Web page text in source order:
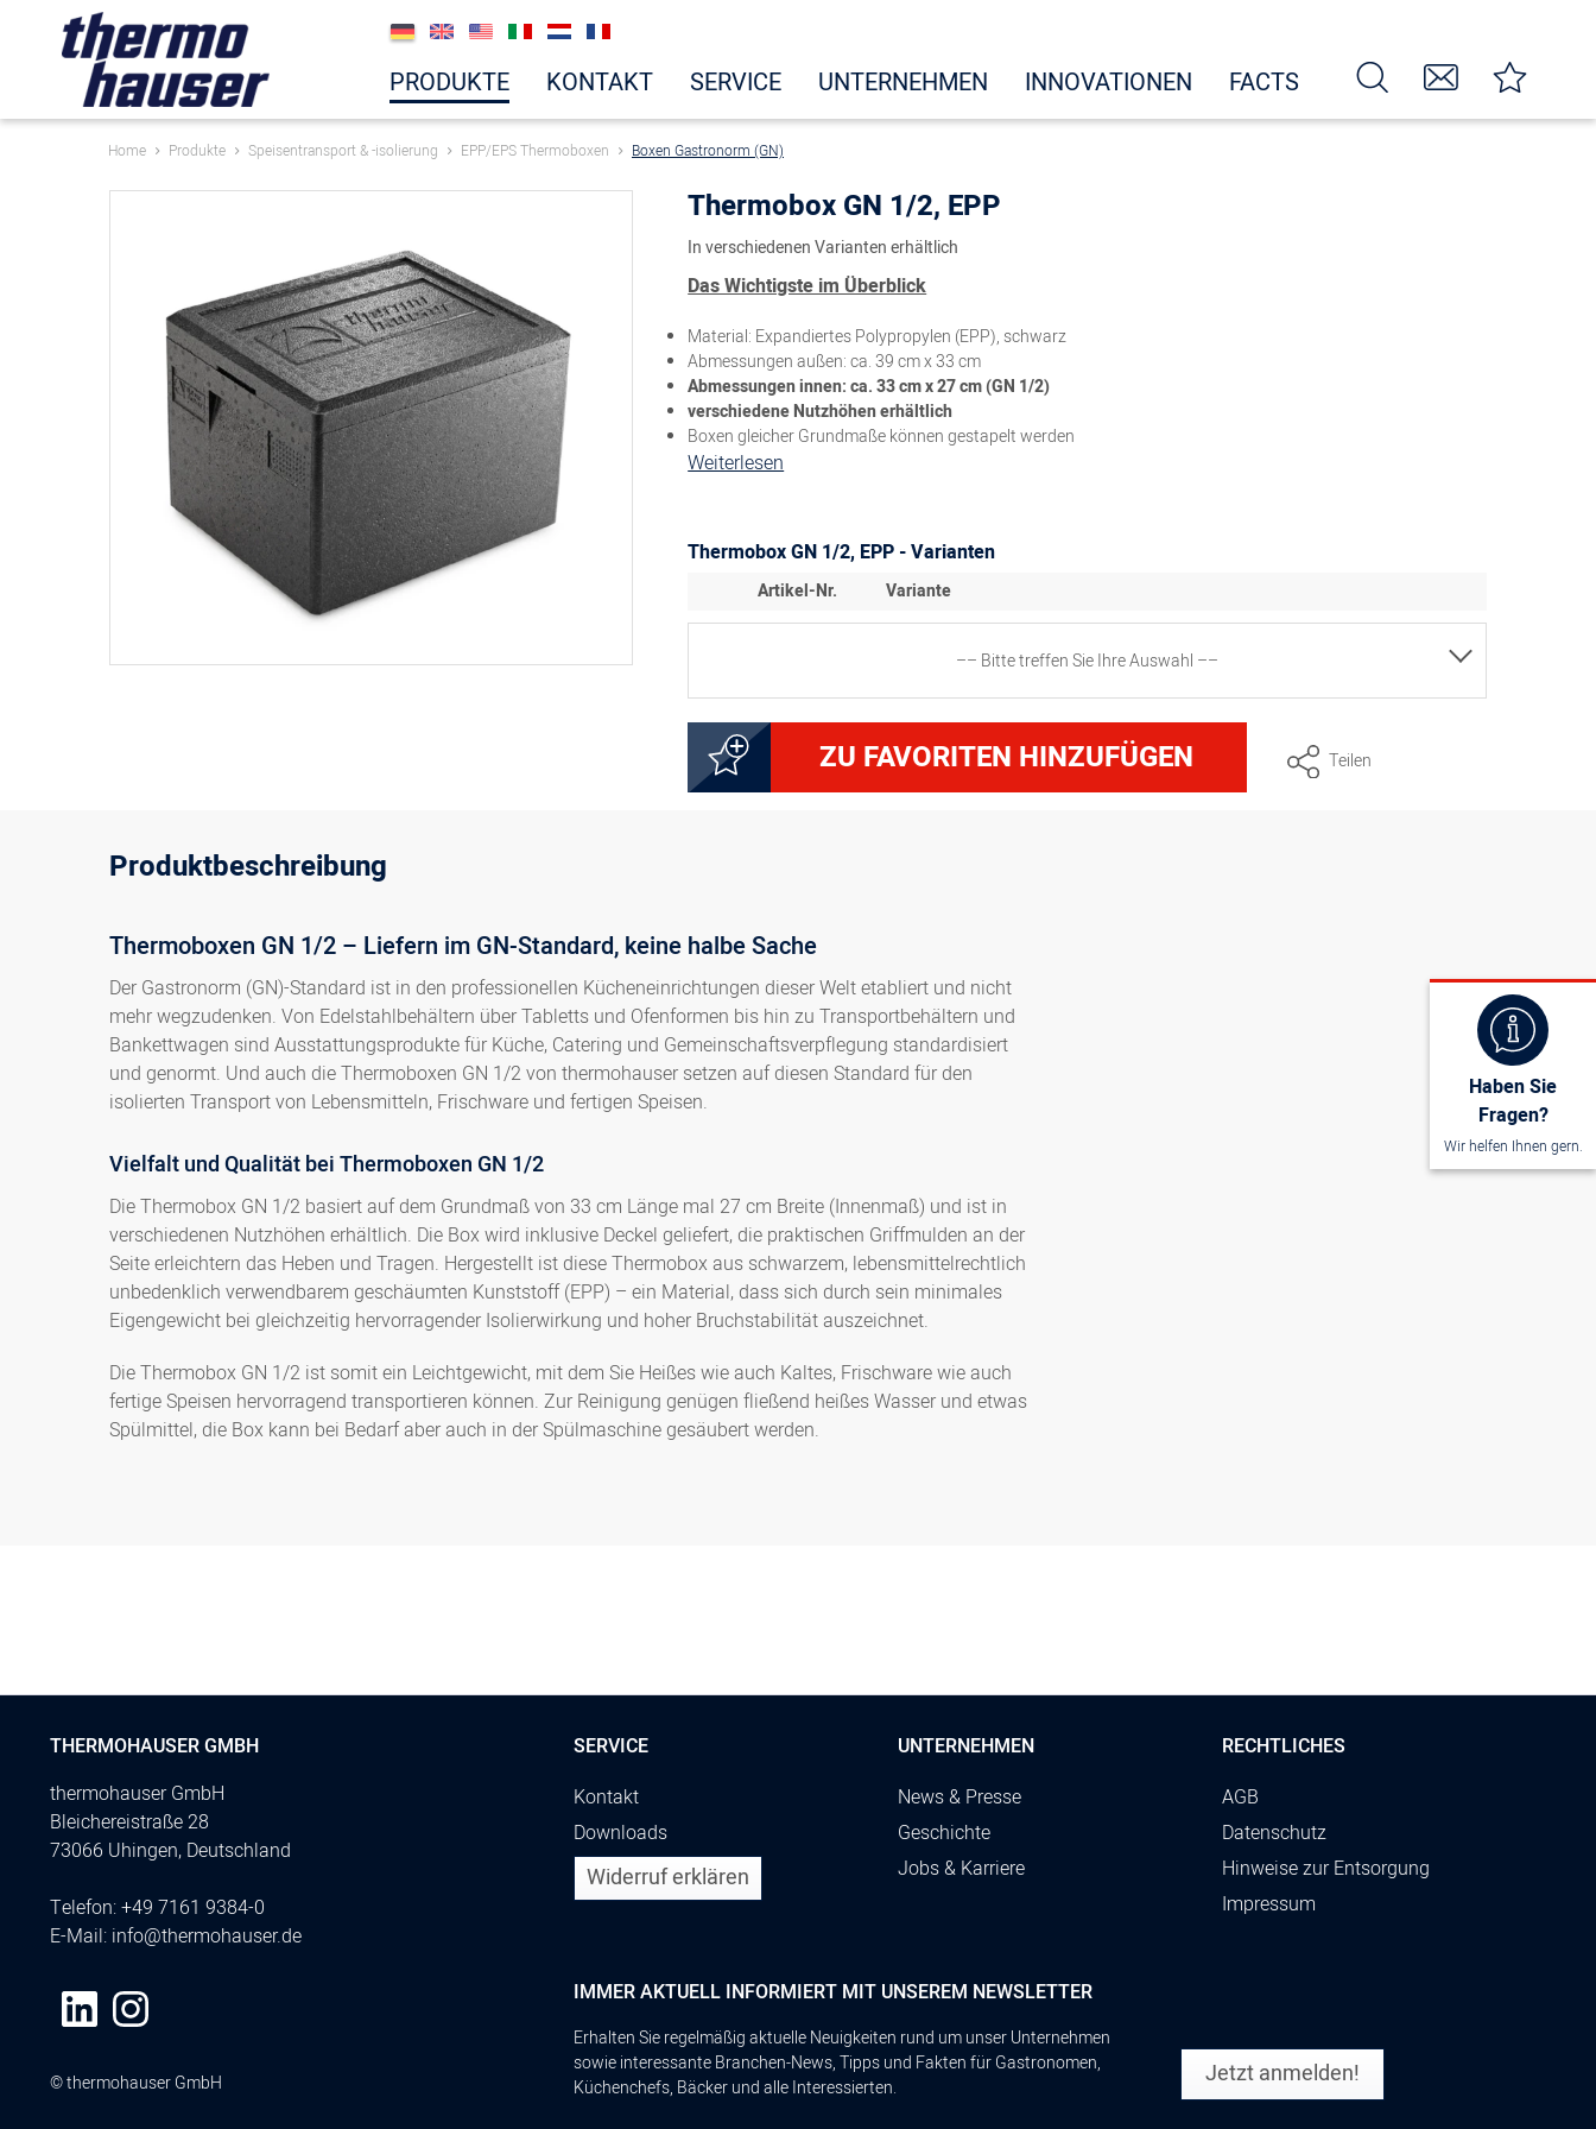
PRODUKTE KONTAKT SERVICE UNTERNEHMEN INNOVATIONEN FACTS
Home Produkte Speisentransport & -isolierung EPP/EPS Thermoboxen Boxen Gastronorm (GN)
Thermobox GN 1/2, EPP
In verschiedenen Varianten erhältlich
Das Wichtigste im Überblick
Material: Expandiertes Polypropylen (EPP), schwarz
Abmessungen außen: ca. 39 cm x 33 cm
Abmessungen innen: ca. 33 cm x 27 cm (GN 1/2)
verschiedene Nutzhöhen erhältlich
Boxen gleicher Grundmaße können gestapelt werden
Weiterlesen
Thermobox GN 1/2, EPP - Varianten
Artikel-Nr. Variante
–– Bitte treffen Sie Ihre Auswahl ––
4000249508 Nutzhöhe 8,5 cm, Volumen 7 Liter
4000249538
4000249548 Nutzhöhe 26 cm, Volumen 22 Liter
ZU FAVORITEN HINZUFÜGEN Teilen
Produktbeschreibung
Thermoboxen GN 1/2 – Liefern im GN-Standard, keine halbe Sache
Der Gastronorm (GN)-Standard ist in den professionellen Kücheneinrichtungen dieser Welt etabliert und nicht
mehr wegzudenken. Von Edelstahlbehältern über Tabletts und Ofenformen bis hin zu Transportbehältern und
Bankettwagen sind Ausstattungsprodukte für Küche, Catering und Gemeinschaftsverpflegung standardisiert
und genormt. Und auch die Thermoboxen GN 1/2 von thermohauser setzen auf diesen Standard für den
isolierten Transport von Lebensmitteln, Frischware und fertigen Speisen.
Vielfalt und Qualität bei Thermoboxen GN 1/2
Die Thermobox GN 1/2 basiert auf dem Grundmaß von 33 cm Länge mal 27 cm Breite (Innenmaß) und ist in
verschiedenen Nutzhöhen erhältlich. Die Box wird inklusive Deckel geliefert, die praktischen Griffmulden an der
Seite erleichtern das Heben und Tragen. Hergestellt ist diese Thermobox aus schwarzem, lebensmittelrechtlich
unbedenklich verwendbarem geschäumten Kunststoff (EPP) – ein Material, dass sich durch sein minimales
Eigengewicht bei gleichzeitig hervorragender Isolierwirkung und hoher Bruchstabilität auszeichnet.
Die Thermobox GN 1/2 ist somit ein Leichtgewicht, mit dem Sie Heißes wie auch Kaltes, Frischware wie auch
fertige Speisen hervorragend transportieren können. Zur Reinigung genügen fließend heißes Wasser und etwas
Spülmittel, die Box kann bei Bedarf aber auch in der Spülmaschine gesäubert werden.
Haben Sie
Fragen?
Wir helfen Ihnen gern.
THERMOHAUSER GMBH
thermohauser GmbH
Bleichereistraße 28
73066 Uhingen, Deutschland
Telefon:+49 7161 9384-0
E-Mail: info@thermohauser.de
© thermohauser GmbH
SERVICE
Kontakt
Downloads
Widerruf erklären
UNTERNEHMEN
News & Presse
Geschichte
Jobs & Karriere
RECHTLICHES
AGB
Datenschutz
Hinweise zur Entsorgung
Impressum
IMMER AKTUELL INFORMIERT MIT UNSEREM NEWSLETTER
Erhalten Sie regelmäßig aktuelle Neuigkeiten rund um unser Unternehmen
sowie interessante Branchen-News, Tipps und Fakten für Gastronomen,
Küchenchefs, Bäcker und alle Interessierten.
Jetzt anmelden!